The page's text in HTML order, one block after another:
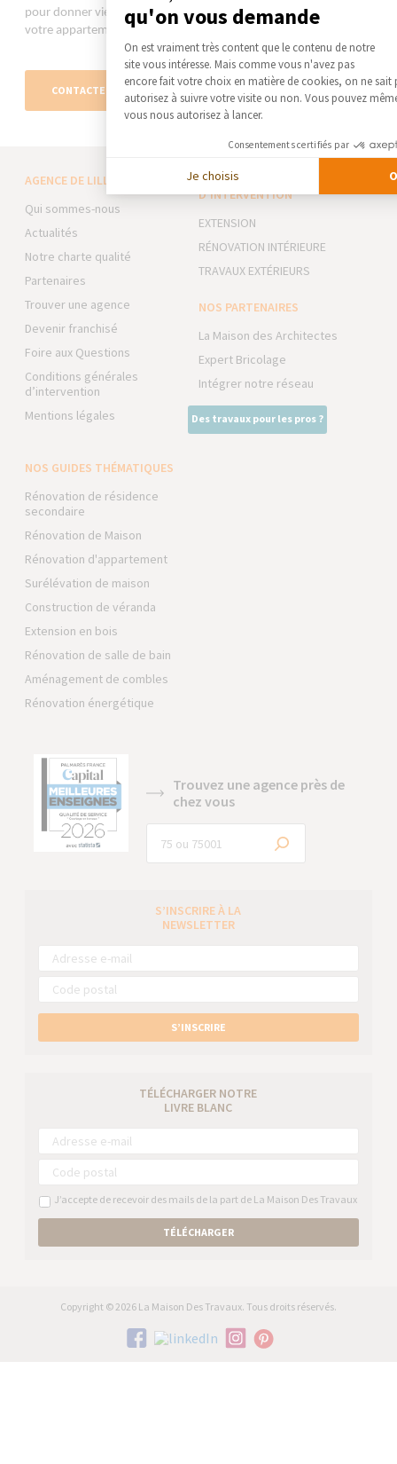
pour donner vie à vos projets et transformer votre maison ou
votre appartement.
CONTACTEZ-NOUS
AGENCE DE LILLE-NORD
Qui sommes-nous
Actualités
Notre charte qualité
Partenaires
Trouver une agence
Devenir franchisé
Foire aux Questions
Conditions générales
d’intervention
Mentions légales
NOS DOMAINES
D’INTERVENTION
EXTENSION
RÉNOVATION INTÉRIEURE
TRAVAUX EXTÉRIEURS
NOS PARTENAIRES
La Maison des Architectes
Expert Bricolage
Intégrer notre réseau
Des travaux pour les pros ?
NOS GUIDES THÉMATIQUES
Rénovation de résidence
secondaire
Rénovation de Maison
Rénovation d'appartement
Surélévation de maison
Construction de véranda
Extension en bois
Rénovation de salle de bain
Aménagement de combles
Rénovation énergétique
Trouvez une agence près de
chez vous
S’INSCRIRE À LA
NEWSLETTER
S’INSCRIRE
TÉLÉCHARGER NOTRE
LIVRE BLANC
J’accepte de recevoir des mails de la part de La Maison Des Travaux
TÉLÉCHARGER
Copyright © 2026 La Maison Des Travaux. Tous droits réservés.
qu'on vous demande
Plateforme de Gestion du
On est vraiment très content que le contenu de notre
site vous intéresse. Mais comme vous n'avez pas
encore fait votre choix en matière de cookies, on ne sait
autorisez à suivre votre visite ou non. Vous pouvez
vous nous autorisez à lancer.
Consentements certifiés par
Je choisis
Axeptio consent